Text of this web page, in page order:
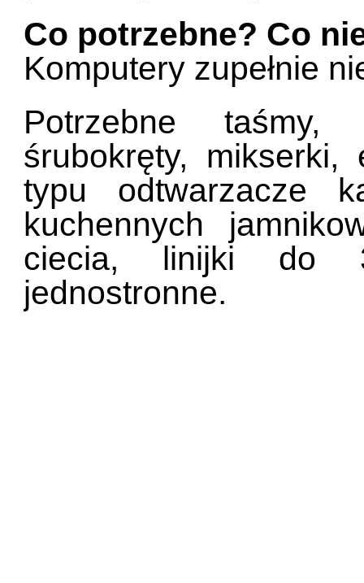
Co potrzebne? Co
Komputery zupełnie
Potrzebne taśmy,
śrubokręty, mikserki,
typu odtwarzacze
kuchennych
ciecia, linijki do
jednostronne.